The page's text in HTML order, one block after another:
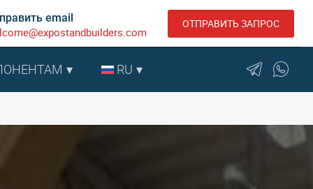
email ОТПРАВИТЬ ЗАПРОС
RU